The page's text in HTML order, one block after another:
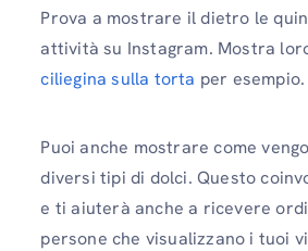
Prova a mostrare il dietro le
attività su Instagram. Mostra
ciliegina sulla torta per esempio.
Puoi anche mostrare come
diversi tipi di dolci. Questo
e ti aiuterà anche a ricevere
persone che visualizzano i tuoi